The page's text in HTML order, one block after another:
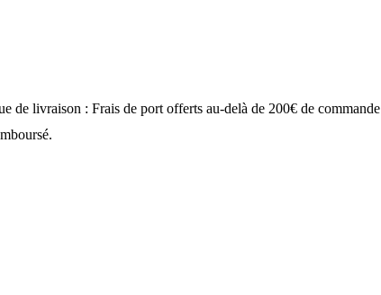
de livraison : Frais de port offerts au-delà de 200€ de commande